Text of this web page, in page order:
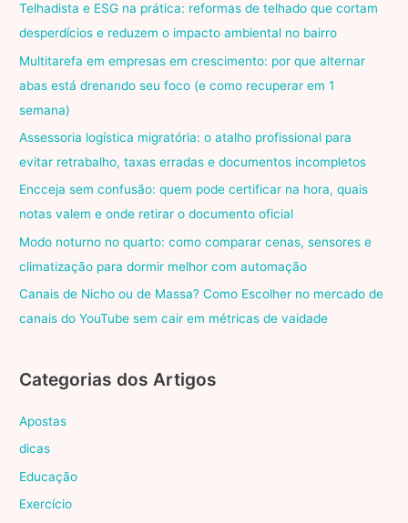
Telhadista e ESG na prática: reformas de telhado que cortam
desperdícios e reduzem o impacto ambiental no bairro
Multitarefa em empresas em crescimento: por que alternar
abas está drenando seu foco (e como recuperar em 1
semana)
Assessoria logística migratória: o atalho profissional para
evitar retrabalho, taxas erradas e documentos incompletos
Encceja sem confusão: quem pode certificar na hora, quais
notas valem e onde retirar o documento oficial
Modo noturno no quarto: como comparar cenas, sensores e
climatização para dormir melhor com automação
Canais de Nicho ou de Massa? Como Escolher no mercado de
canais do YouTube sem cair em métricas de vaidade
Categorias dos Artigos
Apostas
dicas
Educação
Exercício